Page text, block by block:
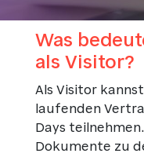
Was
als Visitor?
Als Visitor
laufenden
Days
Dokumente zu